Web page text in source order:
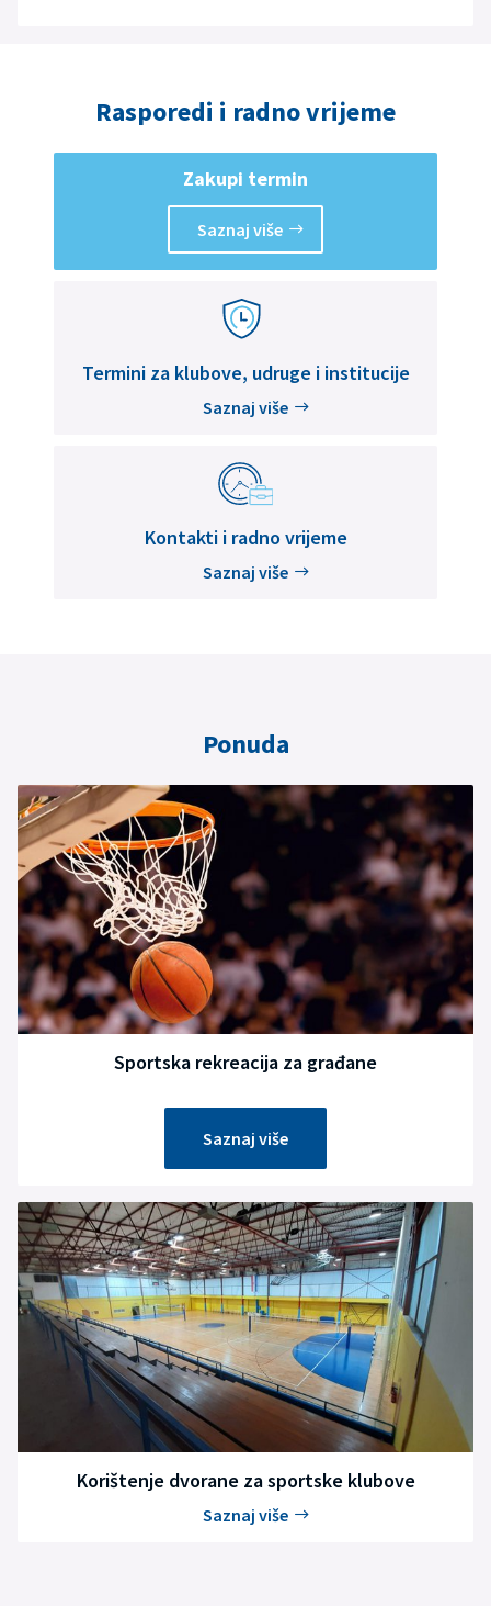
Rasporedi i radno vrijeme
Zakupi termin
Saznaj više
Termini za klubove, udruge i institucije
Saznaj više
Kontakti i radno vrijeme
Saznaj više
Ponuda
Sportska rekreacija za građane
Saznaj više
Korištenje dvorane za sportske klubove
Saznaj više